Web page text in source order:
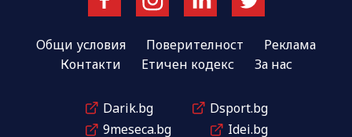
Общи условия Поверителност
Реклама
Контакти
Етичен кодекс За нас
Darik.bg
Dsport.bg
9meseca.bg
Idei.bg